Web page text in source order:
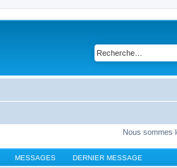
Nous sommes
MESSAGES DERNIER MESSAGE